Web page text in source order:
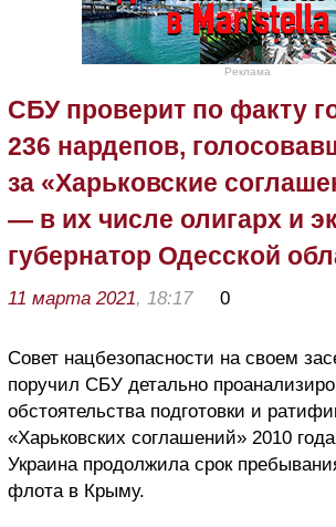
Реклама
СБУ проверит по факту
236 нардепов,
за «Харьковские
— в их числе олигарх и
губернатор Одесской
11 марта 2021, 18:17 0
Совет нацбезопасности на своем
поручил СБУ детально
обстоятельства подготовки и
«Харьковских соглашений» 2010
Украина продолжила срок
флота в Крыму.